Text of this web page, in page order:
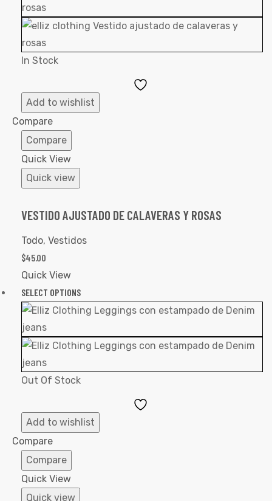
In Stock
Add to wishlist
Compare
Compare
Quick View
Quick view
VESTIDO AJUSTADO DE CALAVERAS Y ROSAS
Todo, Vestidos
$45.00
Quick View
SELECT OPTIONS
Out Of Stock
Add to wishlist
Compare
Compare
Quick View
Quick view